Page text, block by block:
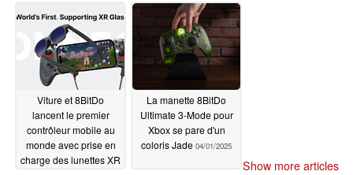
04/18/2025
Viture et 8BitDo
lancent le premier
contrôleur mobile au
monde avec prise en
charge des lunettes XR
La manette 8BitDo
Ultimate 3-Mode pour
Xbox se pare d'un
coloris Jade 04/01/2025
Show more articles